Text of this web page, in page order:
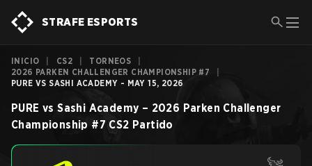
STRAFE ESPORTS
INICIO CS2 TORNEOS
2026 PARKEN CHALLENGER CHAMPIONSHIP #7
PURE VS SASHI ACADEMY - MAY 15, 2026
PURE vs Sashi Academy – 2026 Parken Challenger
Championship #7 CS2 Partido